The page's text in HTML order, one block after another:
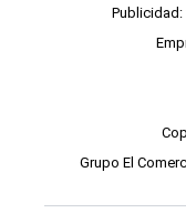
Grupo El